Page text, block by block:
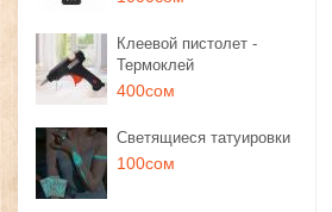
Клеевой пистолет -
Термоклей
400сом
Светящиеся татуировки
100сом